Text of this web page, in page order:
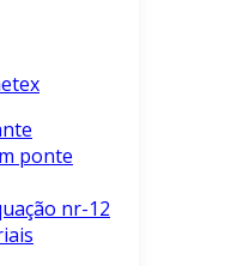
ponte
nr-12